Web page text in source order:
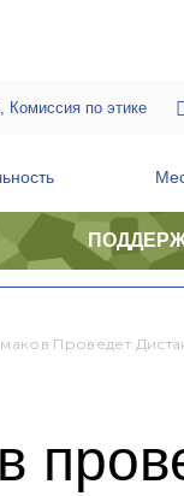
Проведет